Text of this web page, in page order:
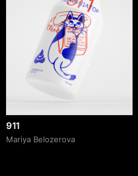
911
Mariya Belozerova